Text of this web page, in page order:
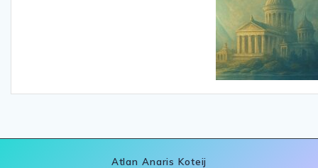
Atlan Anaris Koteij